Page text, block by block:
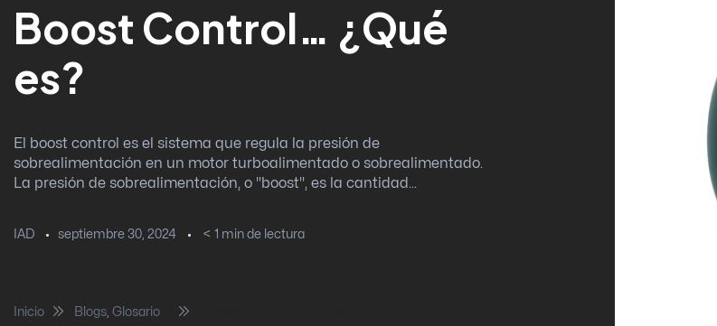
Boost Control… ¿Qué
es?
El boost control es el sistema que regula la presión de
sobrealimentación en un motor turboalimentado o sobrealimentado.
La presión de sobrealimentación, o "boost", es la cantidad...
IAD septiembre 30, 2024 < 1 min de lectura
Inicio Blogs Glosario